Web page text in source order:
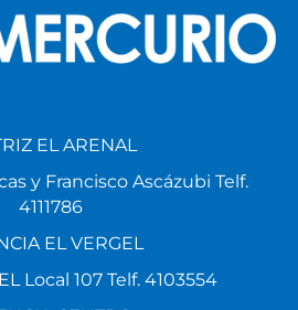
EL ARENAL
y Francisco Ascázubi Telf.
4111786
EL VERGEL
Local 107 Telf. 4103554